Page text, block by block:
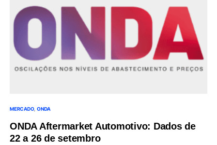
MERCADO ONDA
ONDA Aftermarket Automotivo: Dados de
22 a 26 de setembro